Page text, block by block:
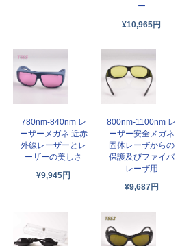
ー
¥10,965円
780nm-840nm レ
ーザーメガネ 近赤
外線レーザーとレ
ーザーの美しさ
¥9,945円
800nm-1100nm レ
ーザー安全メガネ
固体レーザからの
保護及びファイバ
レーザ用
¥9,687円